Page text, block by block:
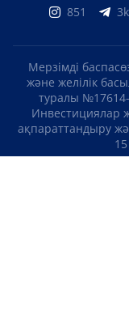
851 3k
Мерзімді
және желілік
туралы №17614-
Инвестициялар
ақпараттандыру